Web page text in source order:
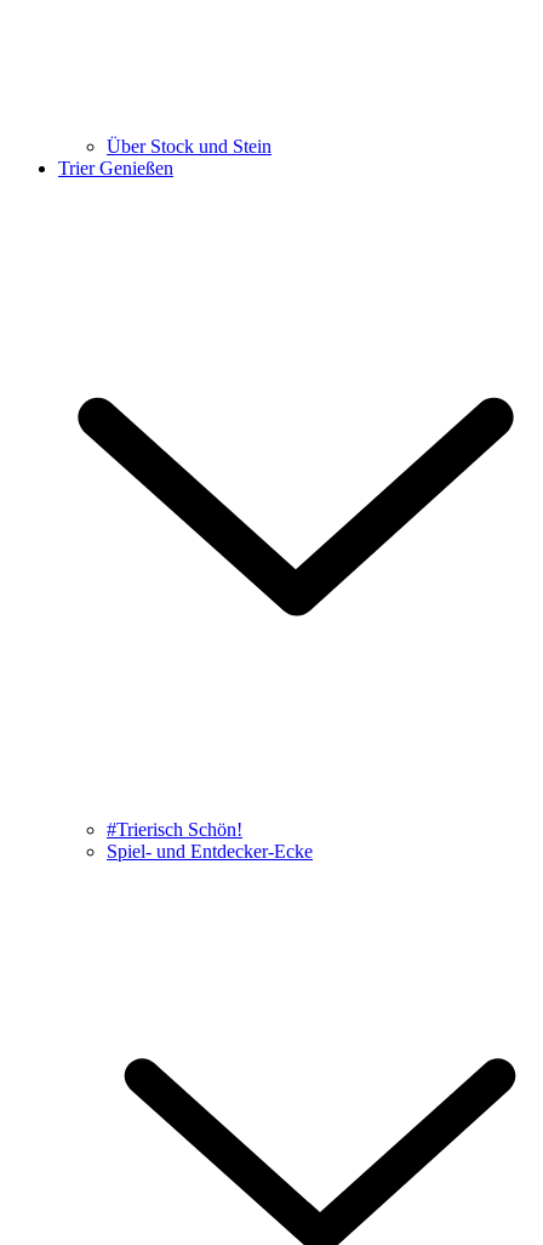
Über Stock und Stein
Trier Genießen
#Trierisch Schön!
Spiel- und Entdecker-Ecke